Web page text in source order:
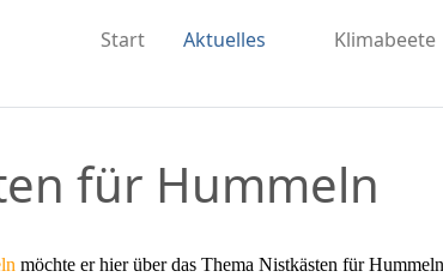
Start Aktuelles Klimabeete
für Hummeln
möchte er hier über das Thema Nistkästen für